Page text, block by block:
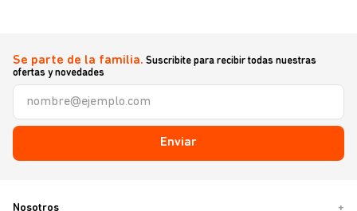
Se parte de la familia. Suscribite para recibir todas nuestras
ofertas y novedades
Enviar
Nosotros +